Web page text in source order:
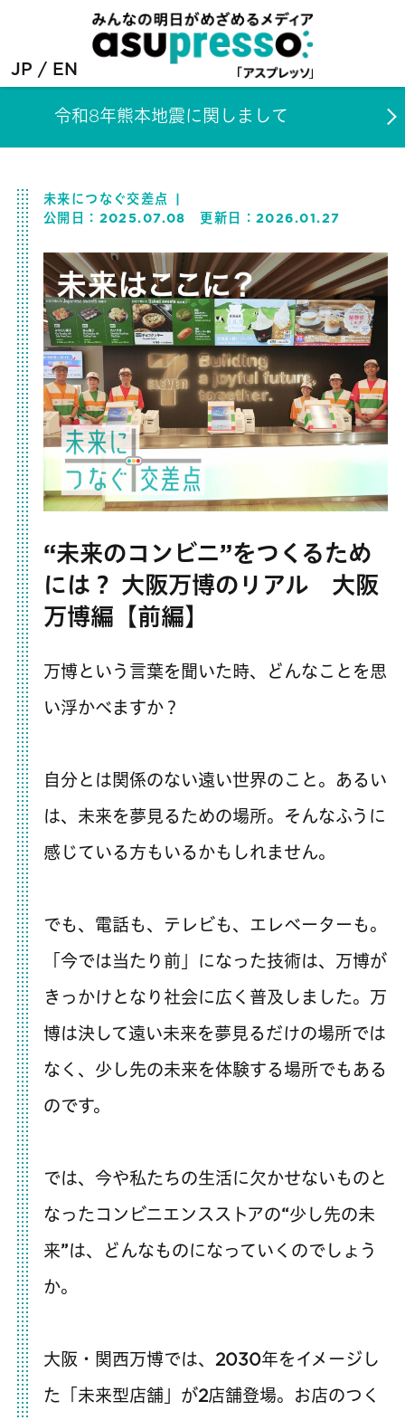
JP EN
令和8年熊本地震に関しまして
未来につなぐ交差点
公開日： 2025.07.08 更新日：2026.01.27
“未来のコンビニ”をつくるため
には？ 大阪万博のリアル 大阪
万博編【前編】
万博という言葉を聞いた時、どんなことを思
い浮かべますか？
自分とは関係のない遠い世界のこと。あるい
は、未来を夢見るための場所。そんなふうに
感じている方もいるかもしれません。
でも、電話も、テレビも、エレベーターも。
「今では当たり前」になった技術は、万博が
きっかけとなり社会に広く普及しました。万
博は決して遠い未来を夢見るだけの場所では
なく、少し先の未来を体験する場所でもある
のです。
では、今や私たちの生活に欠かせないものと
なったコンビニエンスストアの“少し先の未
来”は、どんなものになっていくのでしょう
か。
大阪・関西万博では、2030年をイメージし
た「未来型店舗」が2店舗登場。お店のつく